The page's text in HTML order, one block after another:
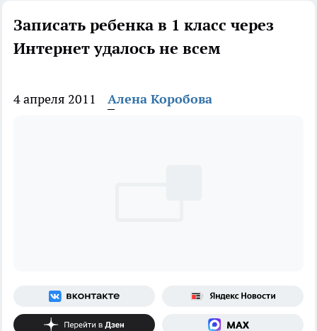
Записать ребенка в 1 класс через
Интернет удалось не всем
4 апреля 2011 Алена Коробова